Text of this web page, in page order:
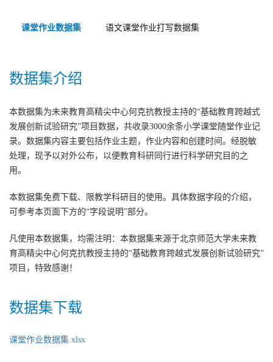
课堂作业数据集 语文课堂作业打写数据集
数据集介绍
本数据集为未来教育高精尖中心何克抗教授主持的“基础教育跨越式
发展创新试验研究”项目数据，共收录3000余条小学课堂随堂作业记
录。数据集内容主要包括作业主题，作业内容和创建时间。经脱敏
处理，现予以对外公布，以便教育科研同行进行科学研究目的之
用。
本数据集免费下载、限教学科研目的使用。具体数据字段的介绍，
可参考本页面下方的“字段说明”部分。
凡使用本数据集，均需注明：本数据集来源于北京师范大学未来教
育高精尖中心何克抗教授主持的“基础教育跨越式发展创新试验研究”
项目，特致感谢！
数据集下载
课堂作业数据集.xlsx